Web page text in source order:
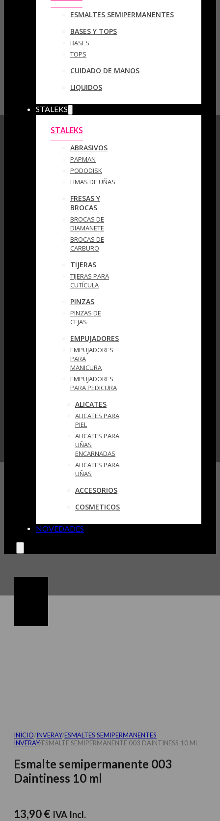
ESMALTES SEMIPERMANENTES
BASES Y TOPS
BASES
TOPS
CUIDADO DE MANOS
LIQUIDOS
STALEKS
STALEKS
ABRASIVOS
PAPMAN
PODODISK
LIMAS DE UÑAS
FRESAS Y
BROCAS
BROCAS DE
DIAMANETE
BROCAS DE
CARBURO
TIJERAS
TIJERAS PARA
CUTÍCULA
PINZAS
PINZAS DE
CEJAS
EMPUJADORES
EMPUJADORES
PARA
MANICURA
EMPUJADORES
PARA PEDICURA
ALICATES
ALICATES PARA
PIEL
ALICATES PARA
UÑAS
ENCARNADAS
ALICATES PARA
UÑAS
ACCESORIOS
COSMETICOS
NOVEDADES
INICIO/INVERAY/ESMALTES SEMIPERMANENTES
INVERAY/ESMALTE SEMIPERMANENTE 003 DAINTINESS 10 ML
Esmalte semipermanente 003
Daintiness 10 ml
13,90€ IVA Incl.